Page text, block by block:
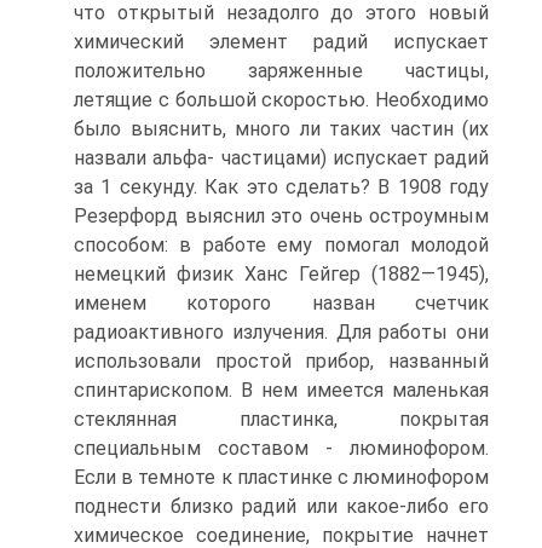
что открытый незадолго до этого новый
химический элемент радий испускает
положительно заряженные частицы,
летящие с большой скоростью. Необходимо
было выяснить, много ли таких частин (их
назвали альфа- частицами) испускает радий
за 1 секунду. Как это сделать? В 1908 году
Резерфорд выяснил это очень остроумным
способом: в работе ему помогал молодой
немецкий физик Ханс Гейгер (1882—1945),
именем которого назван счетчик
радиоактивного излучения. Для работы они
использовали простой прибор, названный
спинтарископом. В нем имеется маленькая
стеклянная пластинка, покрытая
специальным составом - люминофором.
Если в темноте к пластинке с люминофором
поднести близко радий или какое-либо его
химическое соединение, покрытие начнет